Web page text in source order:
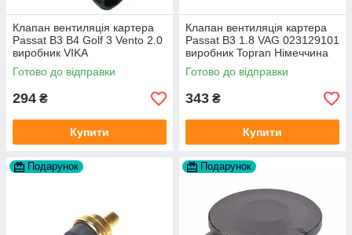
Клапан вентиляція картера
Passat B3 B4 Golf 3 Vento 2.0
виробник VIKA
Готово до відправки
294 ₴
Купити
Клапан вентиляція картера
Passat B3 1.8 VAG 023129101
виробник Topran Німеччина
Готово до відправки
343 ₴
Купити
Подарунок Подарунок